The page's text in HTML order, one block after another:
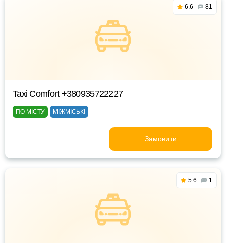
6.6 81
Taxi Comfort +380935722227
ПО МІСТУ МІЖМІСЬКІ
Замовити
5.6 1